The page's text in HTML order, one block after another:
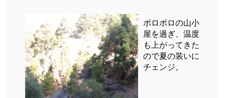
ボロボロの山小
屋を過ぎ、温度
も上がってきた
ので夏の装いに
チェンジ。